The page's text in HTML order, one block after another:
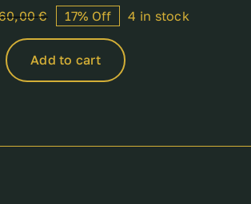
€Original
price
was:
60,00 €.
Current
price
is:
50,00 €.
17% Off 4 in stock
Add to cart